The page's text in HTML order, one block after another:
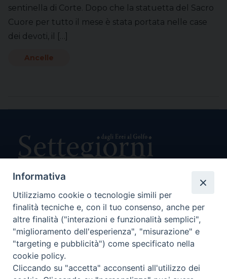
sentinella di Corte. Dopo che la statuetta del Sacro
Cuore per tutto il mese è stata portata nelle case
dei devoti, il […]
Ancelle
Direttore Responsabile Giuseppe Rabita
Direttore Amministrativo Salvatore Bruno
Editore e Proprietà Opera di Religione della Diocesi di Piazza
Armerina,
Via Cammarata, 21 – Piazza Armerina
P. I. 01121870867
Autorizzazione Tribunale di Enna n. 113 del 24/2/2007
Informativa
Utilizziamo cookie o tecnologie simili per
finalità tecniche e, con il tuo consenso, anche per
altre finalità ("interazioni e funzionalità semplici",
"miglioramento dell'esperienza", "misurazione" e
"targeting e pubblicità") come specificato nella
cookie policy.
Cliccando su "accetta" acconsenti all'utilizzo dei